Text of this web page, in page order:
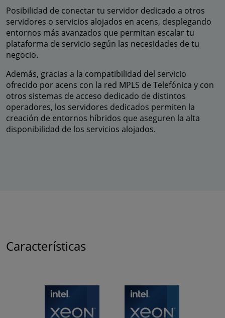
Posibilidad de conectar tu servidor dedicado a otros
servidores o servicios alojados en acens, desplegando
entornos más avanzados que permitan escalar tu
plataforma de servicio según las necesidades de tu
negocio.
Además, gracias a la compatibilidad del servicio
ofrecido por acens con la red MPLS de Telefónica y con
otros sistemas de acceso dedicado de distintos
operadores, los servidores dedicados permiten la
creación de entornos híbridos que aseguren la alta
disponibilidad de los servicios alojados.
Características